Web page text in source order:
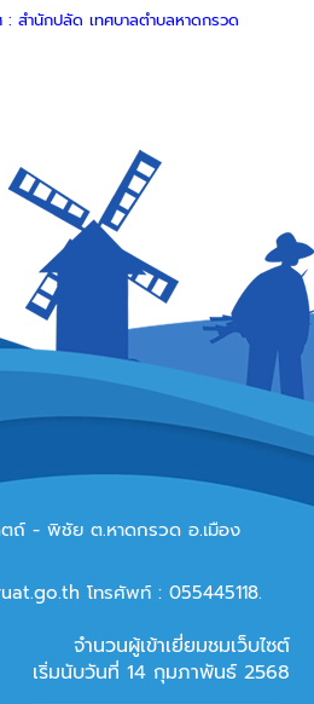
: สำนักปลัด เทศบาลตำบลหาดกรวด
ถ์ - พิชัย ต.หาดกรวด อ.เมือง
โทรศัพท์ : 055445118.
จำนวนผู้เข้าเยี่ยมชมเว็บไซต์
เริ่มนับวันที่ 14 กุมภาพันธ์ 2568